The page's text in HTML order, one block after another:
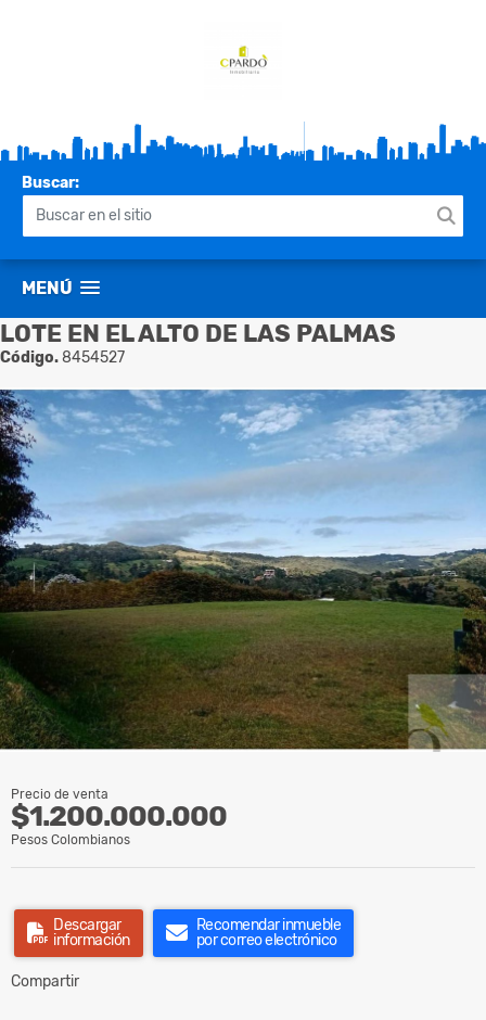
Buscar:
MENÚ
LOTE EN EL ALTO DE LAS PALMAS
Código.8454527
Precio de venta
$1.200.000.000
Pesos Colombianos
Descargar
información
Recomendar inmueble
por correo electrónico
Compartir